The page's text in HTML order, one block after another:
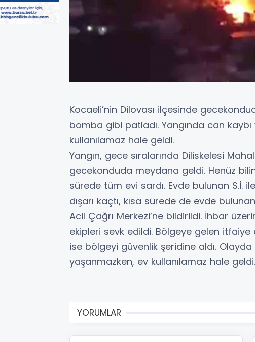
Kocaeli’nin Dilovası ilçesinde
bomba gibi patladı. Yangında can
kullanılamaz hale geldi.
Yangın, gece sıralarında Diliskelesi
gecekonduda meydana geldi. Henüz
sürede tüm evi sardı. Evde bulunan S.İ.
dışarı kaçtı, kısa sürede de evde
Acil Çağrı Merkezi’ne bildirildi. İhbar
ekipleri sevk edildi. Bölgeye gelen itfaiye
ise bölgeyi güvenlik şeridine aldı.
yaşanmazken, ev kullanılamaz hale
YORUMLAR